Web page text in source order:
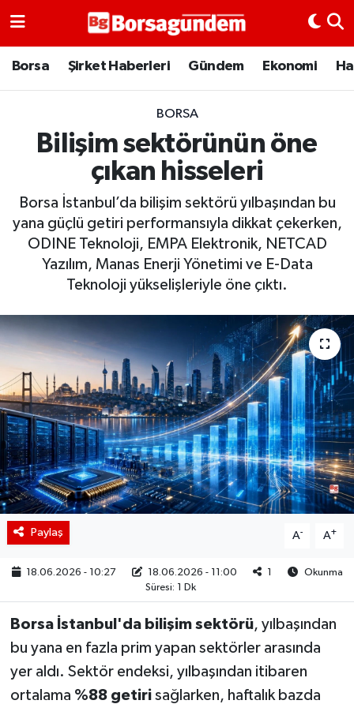
Borsa Şirket Haberleri Gündem Ekonomi
BORSA
Bilişim sektörünün öne
çıkan hisseleri
Borsa İstanbul’da bilişim sektörü yılbaşından bu
yana güçlü getiri performansıyla dikkat çekerken,
ODINE Teknoloji, EMPA Elektronik, NETCAD
Yazılım, Manas Enerji Yönetimi ve E-Data
Teknoloji yükselişleriyle öne çıktı.
Paylaş A- A+
18.06.2026 - 10:27 18.06.2026 - 11:00 1
Okunma
Süresi: 1 Dk
Borsa İstanbul'da bilişim sektörü, yılbaşından
bu yana en fazla prim yapan sektörler arasında
yer aldı. Sektör endeksi, yılbaşından itibaren
ortalama %88 getirisağlarken, haftalık bazda
Borsa
Emtia
Gündem
Bitcoin
Borsa Gundem
BIST 100 Isı Haritası
Coin Isı Haritası
Ekonomik Takvim
Kiripto Para Piyasası
Gizlilik Sözleşmesi
İletişim